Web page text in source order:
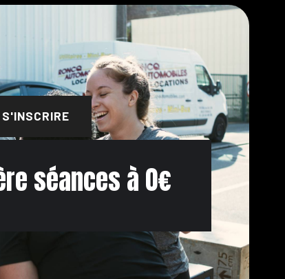
S'INSCRIRE
séances à 0€